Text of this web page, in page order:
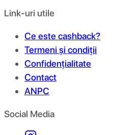
Link-uri utile
Ce este cashback?
Termeni și condiții
Confidențialitate
Contact
ANPC
Social Media